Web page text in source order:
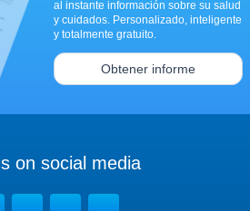
al instante información sobre su salud
y cuidados. Personalizado, inteligente
y totalmente gratuito.
Obtener informe
on social media